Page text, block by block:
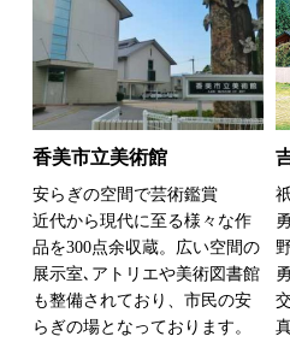
香美市立美術館
安らぎの空間で芸術鑑賞
近代から現代に至る様々な作
品を300点余収蔵。広い空間の
展示室､アトリエや美術図書館
も整備されており、市民の安
らぎの場となっております。